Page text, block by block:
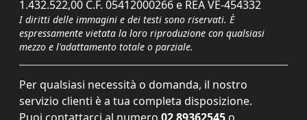
1.432.522,00 C.F. 05412000266 e REA VE-454332
I diritti delle immagini e dei testi sono riservati. È
espressamente vietata la loro riproduzione con qualsiasi
mezzo e l'adattamento totale o parziale.
Per qualsiasi necessità o domanda, il nostro
servizio clienti è a tua completa disposizione.